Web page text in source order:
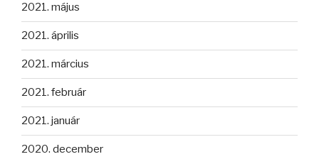
2021. május
2021. április
2021. március
2021. február
2021. január
2020. december